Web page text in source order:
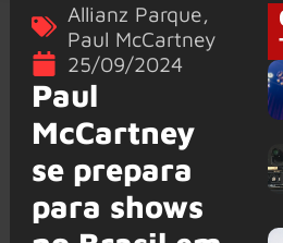
Allianz Parque,
Paul McCartney
25/09/2024
Paul
McCartney
se prepara
para shows